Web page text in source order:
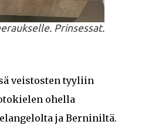
Prinsessat.
veistosten tyyliin
ohella
ja Berniniltä.